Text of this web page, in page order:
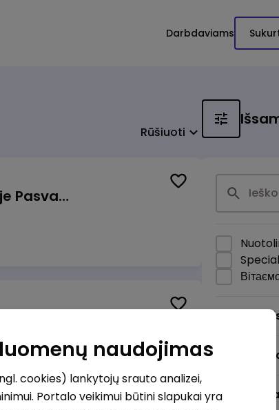
Darbdaviams
Rūšiuoti
Pardavėjas (-a) naujoje parduotuvėje Pasvalyje (PAPILDOMAS 600€ PRIEDAS)
Darbo
Darbo
naudojimas
cookies) lankytojų srauto analizei,
Portalo veikimui būtini slapukai yra